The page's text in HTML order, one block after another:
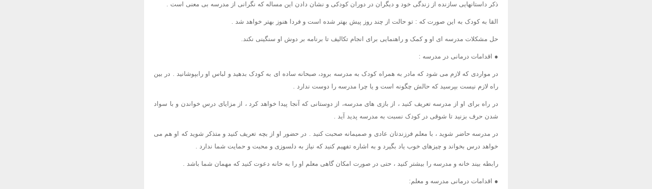
ذکر داستانهایی سازنده از زندگی خود و دیگران در دوران کودکی و نشان دادن این مساله که نگرانی از مدرسه بی معنی است .
القا به کودک به این صورت که : تو حالت از چند روز پیش بهتر شده است و فردا هنوز بهتر خواهد شد .
حل مشکلات مدرسه ای او و کمک و راهنمایی برای انجام تکالیف تا برنامه بر دوش او سنگینی نکند.
● اقدامات درمانی در مدرسه :
در مواردی که لازم می شود که مادر به همراه کودک به مدرسه برود، صبحانه ساده ای به کودک بدهید و لباس او رابپوشانید . در بین
راه لازم نیست بپرسید که حالش چگونه است و یا چرا مدرسه را دوست ندارد .
در راه برای او از مدرسه تعریف کنید ، از بازی های مدرسه، از دوستانی که آنجا پیدا خواهد کرد ، از مزایای درس خواندن و با سواد
شدن حرف بزنید تا شوقی در کودک نسبت به مدرسه پدید آید .
در مدرسه حاضر شوید ، با معلم فرزندتان عادی و صمیمانه صحبت کنید . در حضور او از بچه تعریف کنید و متذکر شوید که او هم می
خواهد درس بخواند و چیزهای خوب یاد بگیرد و به اشاره تفهیم کنید که نیاز به دلسوزی و محبت و حمایت شما ندارد .
رابطه بیند خانه و مدرسه را بیشتر کنید ، حتی در صورت امکان گاهی معلم او را به خانه دعوت کنید که مهمان شما باشد .
● اقدامات درمانی مدرسه و معلم: